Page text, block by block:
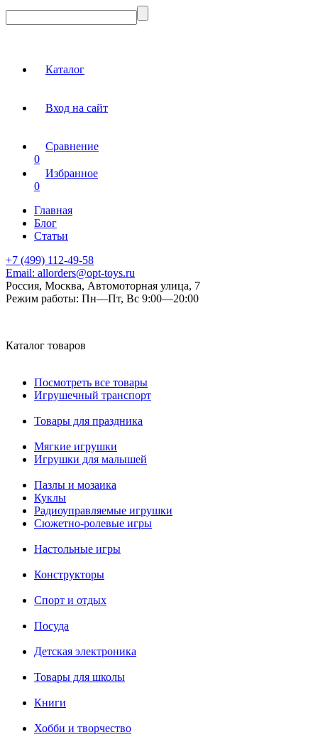
Каталог
Вход на сайт
Сравнение
0
Избранное
0
Главная
Блог
Статьи
+7 (499) 112-49-58
Email: allorders@opt-toys.ru
Россия, Москва, Автомоторная улица, 7
Режим работы: Пн—Пт, Вс 9:00—20:00
Каталог товаров
Посмотреть все товары
Игрушечный транспорт
Товары для праздника
Мягкие игрушки
Игрушки для малышей
Пазлы и мозаика
Куклы
Радиоуправляемые игрушки
Сюжетно-ролевые игры
Настольные игры
Конструкторы
Спорт и отдых
Посуда
Детская электроника
Товары для школы
Книги
Хобби и творчество